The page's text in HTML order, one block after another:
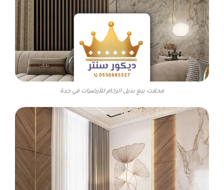
محلات بيع بديل الرخام للأرضيات في جدة